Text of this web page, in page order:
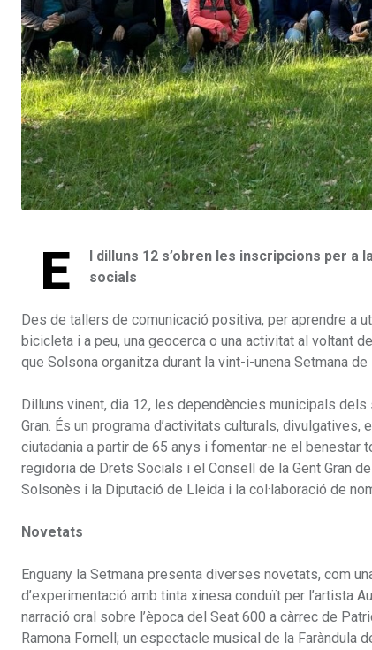
E
l dilluns 12 s’obren les inscripcions per
socials
Des de tallers de comunicació positiva, per aprendre a
bicicleta i a peu, una geocerca o una activitat al voltant
que Solsona organitza durant la vint-i-unena Setmana
Dilluns vinent, dia 12, les dependències municipals
Gran. És un programa d’activitats culturals,
ciutadania a partir de 65 anys i fomentar-ne el
regidoria de Drets Socials i el Consell de la Gent Gran
Solsonès i la Diputació de Lleida i la col·laboració de
Novetats
Enguany la Setmana presenta diverses novetats, com
d’experimentació amb tinta xinesa conduït per l’artista
narració oral sobre l’època del Seat 600 a càrrec de
Ramona Fornell; un espectacle musical de la Faràndula